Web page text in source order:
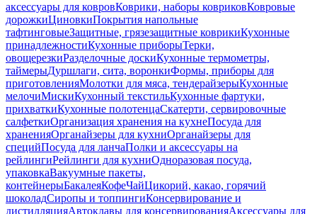
аксессуары для ковровКоврики, наборы ковриковКовровые
дорожкиЦиновкиПокрытия напольные
тафтинговыеЗащитные, грязезащитные коврикиКухонные
принадлежностиКухонные приборыТерки,
овощерезкиРазделочные доскиКухонные термометры,
таймерыДуршлаги, сита, воронкиФормы, приборы для
приготовленияМолотки для мяса, тендерайзерыКухонные
мелочиМискиКухонный текстильКухонные фартуки,
прихваткиКухонные полотенцаСкатерти, сервировочные
салфеткиОрганизация хранения на кухнеПосуда для
храненияОрганайзеры для кухниОрганайзеры для
специйПосуда для ланчаПолки и аксессуары на
рейлингиРейлинги для кухниОдноразовая посуда,
упаковкаВакуумные пакеты,
контейнерыБакалеяКофеЧайЦикорий, какао, горячий
шоколадСиропы и топпингиКонсервирование и
дистилляцияАвтоклавы для консервированияАксессуары для